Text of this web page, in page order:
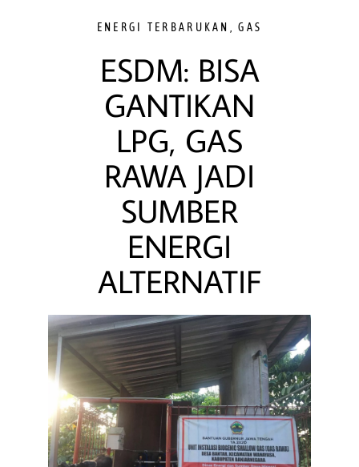
ENERGI TERBARUKAN ,GAS
ESDM: BISA
GANTIKAN
LPG, GAS
RAWA JADI
SUMBER
ENERGI
ALTERNATIF